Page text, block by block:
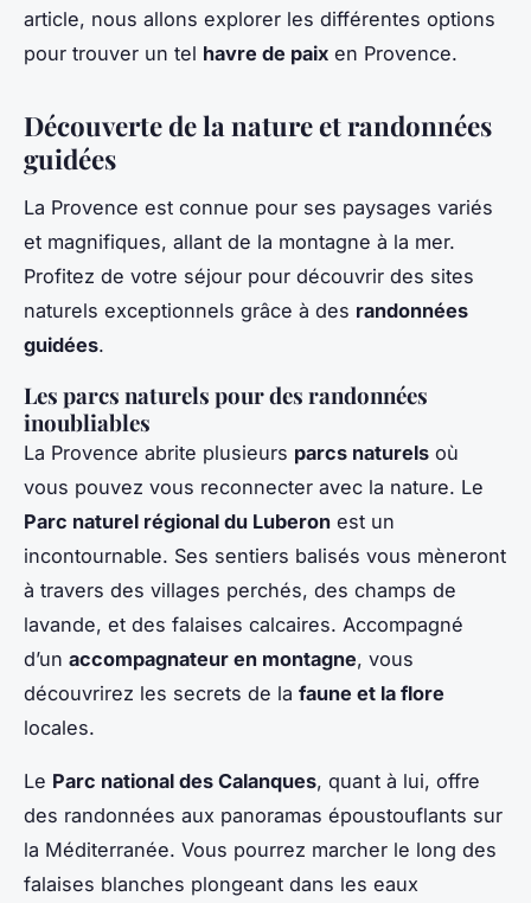
article, nous allons explorer les différentes options
pour trouver un tel havre de paix en Provence.
Découverte de la nature et randonnées
guidées
La Provence est connue pour ses paysages variés
et magnifiques, allant de la montagne à la mer.
Profitez de votre séjour pour découvrir des sites
naturels exceptionnels grâce à des randonnées
guidées.
Les parcs naturels pour des randonnées
inoubliables
La Provence abrite plusieurs parcs naturels où
vous pouvez vous reconnecter avec la nature. Le
Parc naturel régional du Luberon est un
incontournable. Ses sentiers balisés vous mèneront
à travers des villages perchés, des champs de
lavande, et des falaises calcaires. Accompagné
d’un accompagnateur en montagne, vous
découvrirez les secrets de la faune et la flore
locales.
Le Parc national des Calanques, quant à lui, offre
des randonnées aux panoramas époustouflants sur
la Méditerranée. Vous pourrez marcher le long des
falaises blanches plongeant dans les eaux